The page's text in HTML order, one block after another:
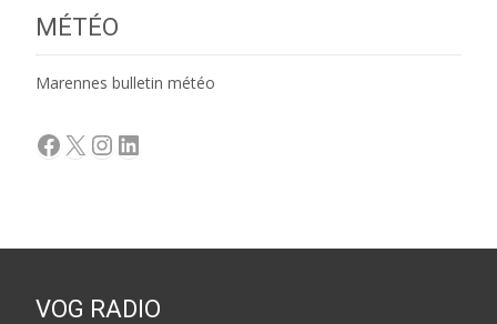
MÉTÉO
Marennes bulletin météo
Facebook
X Instagram
LinkedIn
VOG RADIO